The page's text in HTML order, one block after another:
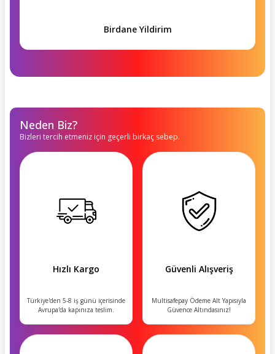
Birdane Yildirim
Neden Biz?
Bizleri tercih etmeniz için geçerli birkaç sebep.
Hızlı Kargo
Türkiye'den 5-8 iş günü içerisinde
Avrupa'da kapınıza teslim.
Güvenli Alışveriş
Multisafepay Ödeme Alt Yapısıyla
Güvence Altındasınız!